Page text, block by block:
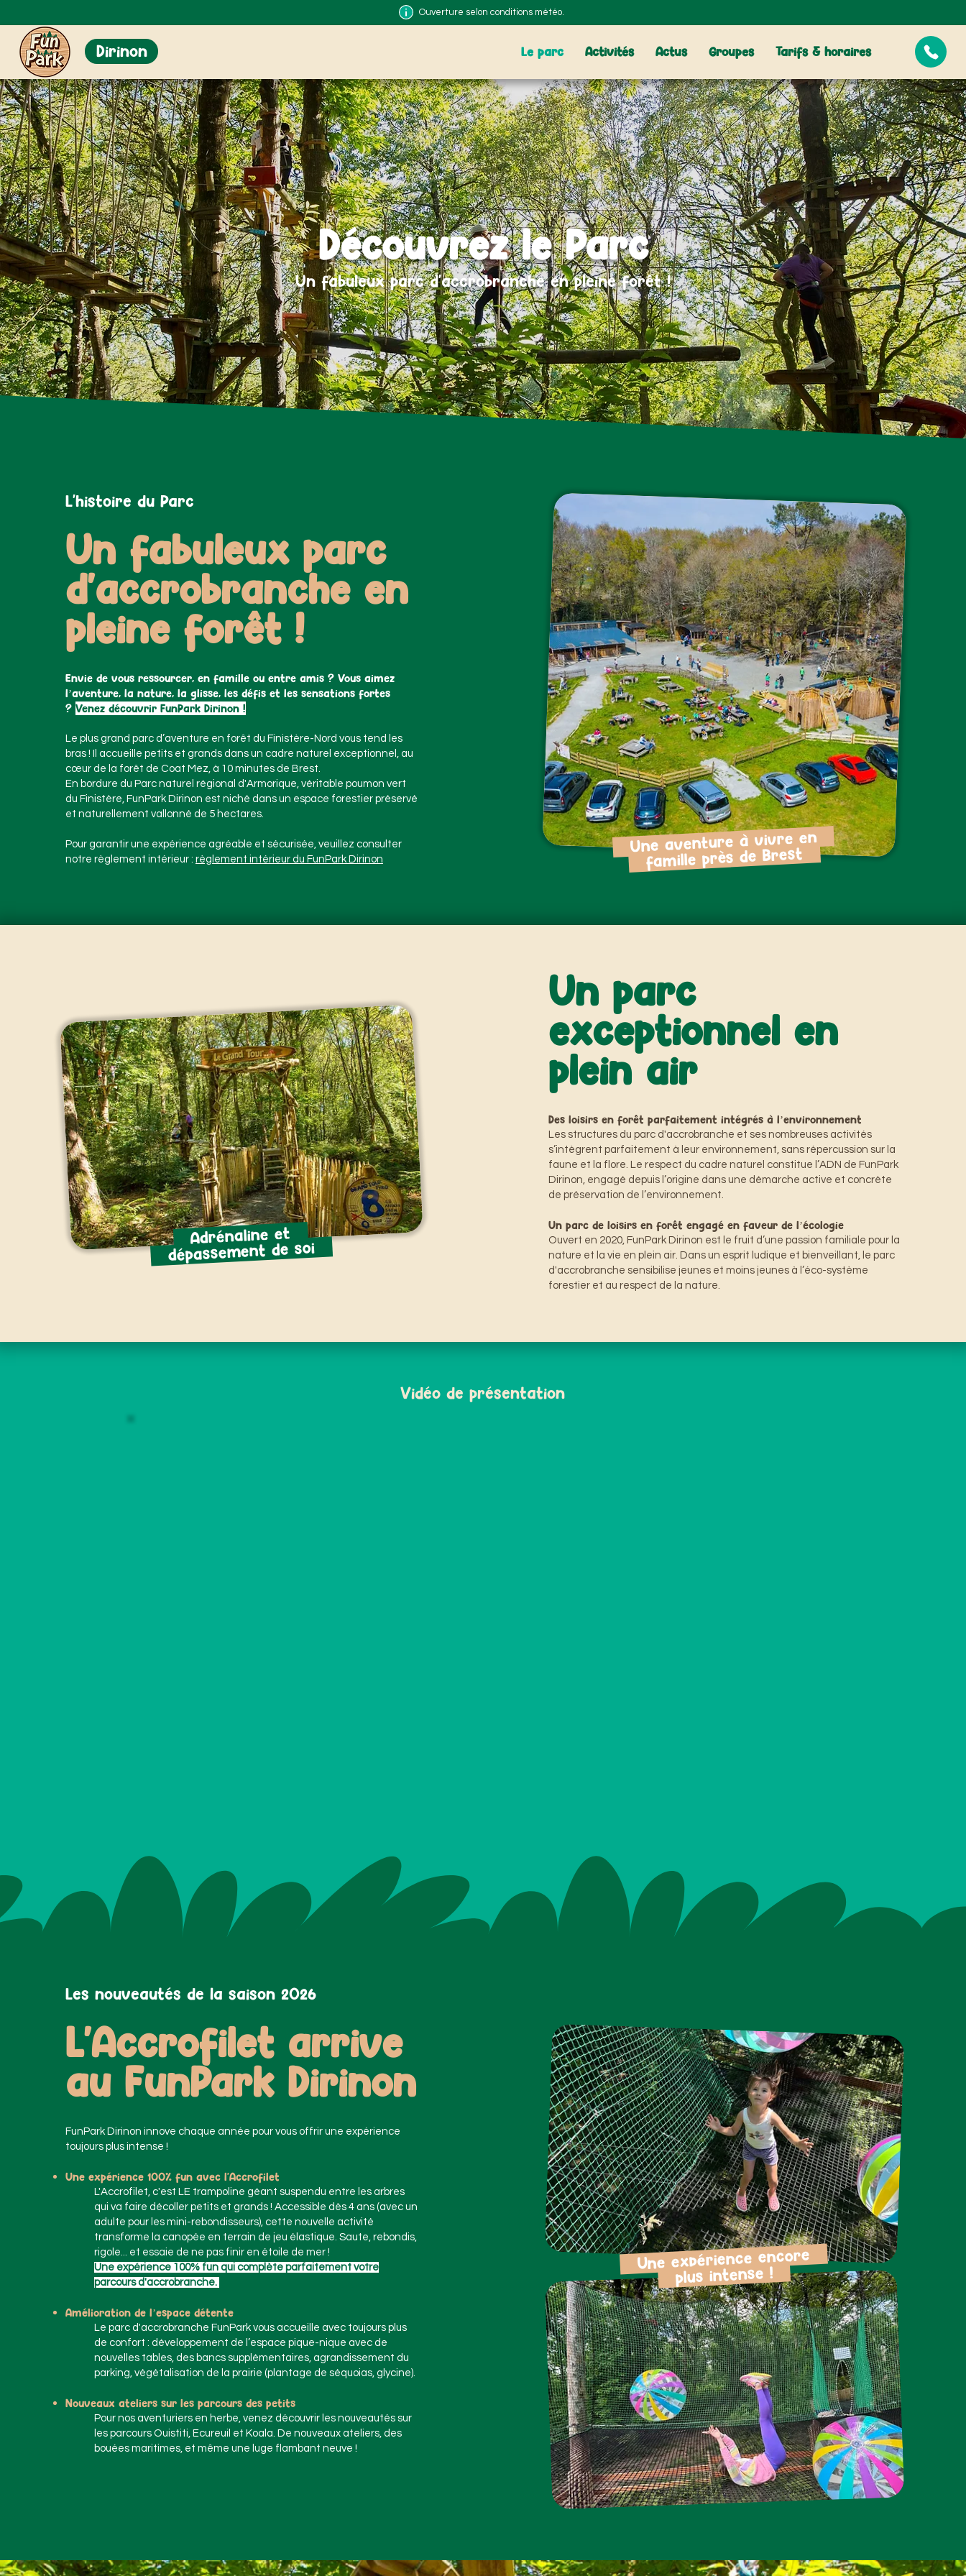
Ouverture selon conditions météo.
Dirinon Le parc Activités Actus Groupes Tarifs & horaires
Découvrez le Parc
Un fabuleux parc d'accrobranche en pleine forêt !
L'histoire du Parc
Un fabuleux parc
d'accrobranche en
pleine forêt !
Envie de vous ressourcer, en famille ou entre amis ? Vous aimez
l’aventure, la nature, la glisse, les défis et les sensations fortes
? Venez découvrir FunPark Dirinon !
Le plus grand parc d’aventure en forêt du Finistère-Nord vous tend les
bras ! Il accueille petits et grands dans un cadre naturel exceptionnel, au
cœur de la forêt de Coat Mez, à 10 minutes de Brest.
En bordure du Parc naturel régional d'Armorique, véritable poumon vert
du Finistère, FunPark Dirinon est niché dans un espace forestier préservé
et naturellement vallonné de 5 hectares.
Pour garantir une expérience agréable et sécurisée, veuillez consulter
notre règlement intérieur : règlement intérieur du FunPark Dirinon
Une aventure à vivre en
famille près de Brest
Adrénaline et
dépassement de soi
Un parc
exceptionnel en
plein air
Des loisirs en forêt parfaitement intégrés à l’environnement
Les structures du parc d'accrobranche et ses nombreuses activités
s’intègrent parfaitement à leur environnement, sans répercussion sur la
faune et la flore. Le respect du cadre naturel constitue l’ADN de FunPark
Dirinon, engagé depuis l’origine dans une démarche active et concrète
de préservation de l’environnement.
Un parc de loisirs en forêt engagé en faveur de l’écologie
Ouvert en 2020, FunPark Dirinon est le fruit d’une passion familiale pour la
nature et la vie en plein air. Dans un esprit ludique et bienveillant, le parc
d'accrobranche sensibilise jeunes et moins jeunes à l’éco-système
forestier et au respect de la nature.
Vidéo de présentation
Les nouveautés de la saison 2026
L'Accrofilet arrive
au FunPark Dirinon
FunPark Dirinon innove chaque année pour vous offrir une expérience
toujours plus intense !
Une expérience 100% fun avec l'Accrofilet
L'Accrofilet, c'est LE trampoline géant suspendu entre les arbres
qui va faire décoller petits et grands ! Accessible dès 4 ans (avec un
adulte pour les mini-rebondisseurs), cette nouvelle activité
transforme la canopée en terrain de jeu élastique. Saute, rebondis,
rigole... et essaie de ne pas finir en étoile de mer !
Une expérience 100% fun qui complète parfaitement votre
parcours d'accrobranche.
Amélioration de l’espace détente
Le parc d'accrobranche FunPark vous accueille avec toujours plus
de confort : développement de l’espace pique-nique avec de
nouvelles tables, des bancs supplémentaires, agrandissement du
parking, végétalisation de la prairie (plantage de séquoias, glycine).
Nouveaux ateliers sur les parcours des petits
Pour nos aventuriers en herbe, venez découvrir les nouveautés sur
les parcours Ouistiti, Ecureuil et Koala. De nouveaux ateliers, des
bouées maritimes, et même une luge flambant neuve !
Une expérience encore
plus intense !